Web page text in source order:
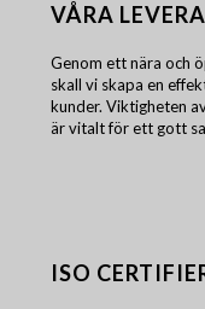
VÅRA
Genom ett nära och
skall vi skapa en
kunder. Viktigheten
är vitalt för ett gott
ISO